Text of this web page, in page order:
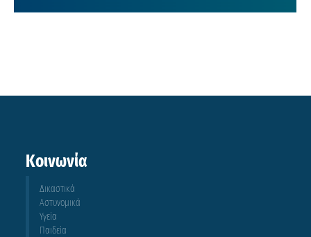
Κοινωνία
Δικαστικά
Αστυνομικά
Υγεία
Παιδεία